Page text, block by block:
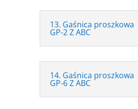
13. Gaśnica proszkowa
GP-2 Z ABC
14. Gaśnica proszkowa
GP-6 Z ABC